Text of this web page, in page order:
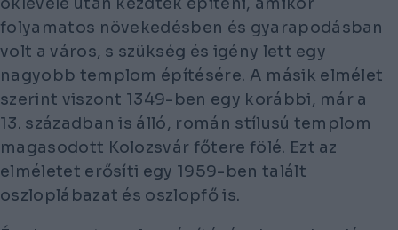
oklevele után kezdték építeni, amikor
folyamatos növekedésben és gyarapodásban
volt a város, s szükség és igény lett egy
nagyobb templom építésére. A másik elmélet
szerint viszont 1349-ben egy korábbi, már a
13. században is álló, román stílusú templom
magasodott Kolozsvár főtere fölé. Ezt az
elméletet erősíti egy 1959-ben talált
oszloplábazat és oszlopfő is.